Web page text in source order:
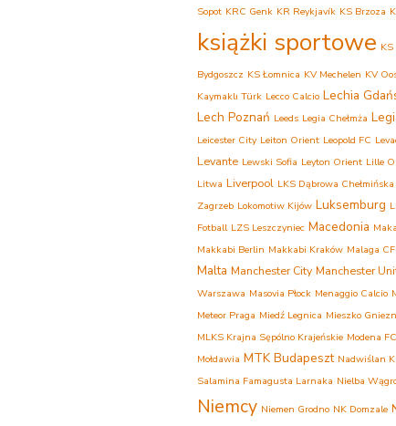
Sopot KRC Genk KR Reykjavík KS Brzoza
książki sportowe
Bydgoszcz KS Łomnica KV Mechelen KV
Kaymaklı Türk Lecco Calcio Lechia
Lech Poznań Leeds Legia Chełmża
Leicester City Leiton Orient Leopold FC
Levante Lewski Sofia Leyton Orient Lille
Litwa Liverpool LKS Dąbrowa Chełmińska
Zagrzeb Lokomotiw Kijów Luksemburg
Fotball LZS Leszczyniec Macedonia
Makkabi Berlin Makkabi Kraków Malaga CF
Malta Manchester City Manchester
Warszawa Masovia Płock Menaggio Calcio
Meteor Praga Miedź Legnica Mieszko
MLKS Krajna Sępólno Krajeńskie Modena FC
Mołdawia MTK Budapeszt Nadwiślan
Salamina Famagusta Larnaka Nielba
Niemcy Niemen Grodno NK Domzale